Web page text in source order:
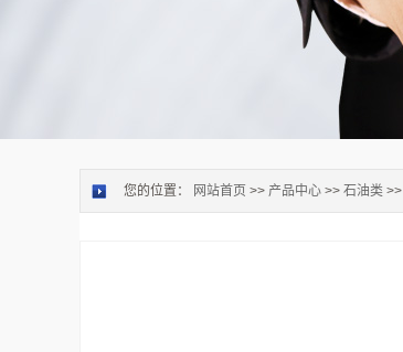
您的位置： 网站首页 >> 产品中心 >> 石油类 >>